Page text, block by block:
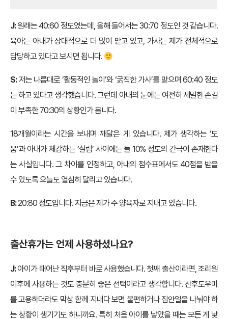
J:원래는 40:60 정도였는데, 올해 들어서는 30:70 정도인 것 같습니다.
육아는 아내가 상대적으로 더 많이 맡고 있고, 가사는 제가 전체적으로
담당하고 있다고 보시면 됩니다.
S:저는 나름대로 ‘활동적인 놀이’와 ‘굵직한 가사’를 맡으며 60:40 정도
는 하고 있다고 생각했습니다. 그런데 아내의 눈에는 여전히 세밀한 손길
이 부족한 70:30의 상황인가 봅니다.
18개월이라는 시간을 보내며 깨달은 게 있습니다. 제가 생각하는 ‘도
움’과 아내가 체감하는 ‘살림’ 사이에는 늘 10% 정도의 간극이 존재한다
는 사실입니다. 그 차이를 인정하고, 아내의 점수표에서도 40점을 받을
수 있도록 오늘도 열심히 달리고 있습니다.
B:20:80 정도입니다. 지금은 제가 주 양육자로 지내고 있습니다.
출산휴가는 언제 사용하셨나요?
J:아이가 태어난 직후부터 바로 사용했습니다. 첫째 출산이라면, 조리원
이후에 사용하는 것도 충분히 좋은 선택이라고 생각합니다. 산후도우미
를 고용하더라도 막상 함께 지내다 보면 불편하거나 집안일을 나눠야 하
는 상황이 생기기도 하니까요. 특히 처음 아이를 낳았을 때는 모든 게 낯